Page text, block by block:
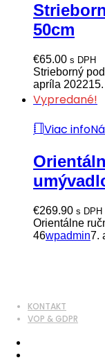
50cm
€65.00 s DPH
Strieborný
apríla 2022
Vypredané!
Viac info
€269.90 s DPH
Orientálne
46wpadmin7.
KONTAKT
VOP & GDPR